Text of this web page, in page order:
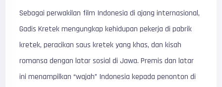
Sebagai perwakilan film Indonesia di ajang internasional,
Gadis Kretek mengungkap kehidupan pekerja di pabrik
kretek, peracikan saus kretek yang khas, dan kisah
romansa dengan latar sosial di Jawa. Premis dan latar
ini menampilkan “wajah” Indonesia kepada penonton di